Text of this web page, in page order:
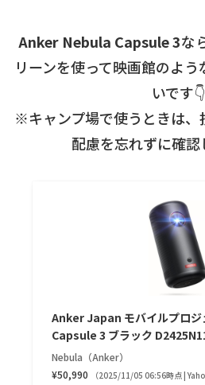
Anker Nebula Capsule 3な
リーンを使って映画館のよ
いです👇
※キャンプ場で使うときは、
配慮を忘れずに確認
Anker Japan モバイルプロ
Capsule 3 ブラック
Nebula（Anker）
¥50,990
（2025/11/05 06:56時点 |